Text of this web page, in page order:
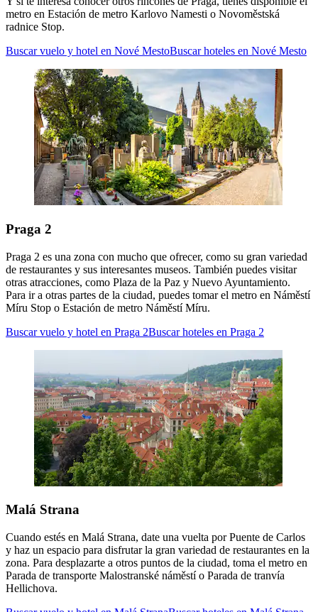
metro en Estación de metro Karlovo Namesti o Novoměstská
radnice Stop.
Buscar vuelo y hotel en Nové MestoBuscar hoteles en Nové Mesto
Praga 2
Praga 2 es una zona con mucho que ofrecer, como su gran variedad
de restaurantes y sus interesantes museos. También puedes visitar
otras atracciones, como Plaza de la Paz y Nuevo Ayuntamiento.
Para ir a otras partes de la ciudad, puedes tomar el metro en Náměstí
Míru Stop o Estación de metro Náměstí Míru.
Buscar vuelo y hotel en Praga 2Buscar hoteles en Praga 2
Malá Strana
Cuando estés en Malá Strana, date una vuelta por Puente de Carlos
y haz un espacio para disfrutar la gran variedad de restaurantes en la
zona. Para desplazarte a otros puntos de la ciudad, toma el metro en
Parada de transporte Malostranské náměstí o Parada de tranvía
Hellichova.